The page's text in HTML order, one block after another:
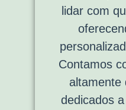
lidar com
Contamos
altamente
dedicados